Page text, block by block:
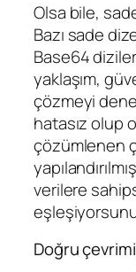
Olsa bile,
Bazı sade
Base64
yaklaşım,
çözmeyi
hatasız olup
çözümlenen
verilere
Doğru